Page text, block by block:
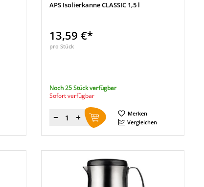
APS Isolierkanne CLASSIC 1,5 l
13,59 €*
pro Stück
Noch 25 Stück verfügbar
Sofort verfügbar
Menge
Merken
Vergleichen